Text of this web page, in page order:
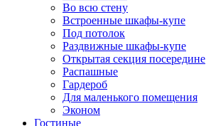
Во всю стену
Встроенные шкафы-купе
Под потолок
Раздвижные шкафы-купе
Открытая секция посередине
Распашные
Гардероб
Для маленького помещения
Эконом
Гостиные